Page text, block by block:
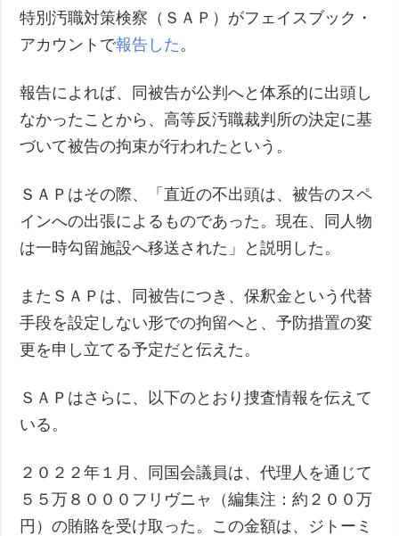
特別汚職対策検察（ＳＡＰ）がフェイスブック・
アカウントで報告した 。
報告によれば、同被告が公判へと体系的に出頭し
なかったことから、高等反汚職裁判所の決定に基
づいて被告の拘束が行われたという。
ＳＡＰはその際、「直近の不出頭は、被告のスペ
インへの出張によるものであった。現在、同人物
は一時勾留施設へ移送された」と説明した。
またＳＡＰは、同被告につき、保釈金という代替
手段を設定しない形での拘留へと、予防措置の変
更を申し立てる予定だと伝えた。
ＳＡＰはさらに、以下のとおり捜査情報を伝えて
いる。
２０２２年１月、同国会議員は、代理人を通じて
５５万８０００フリヴニャ（編集注：約２００万
円）の賄賂を受け取った。この金額は、ジトーミ